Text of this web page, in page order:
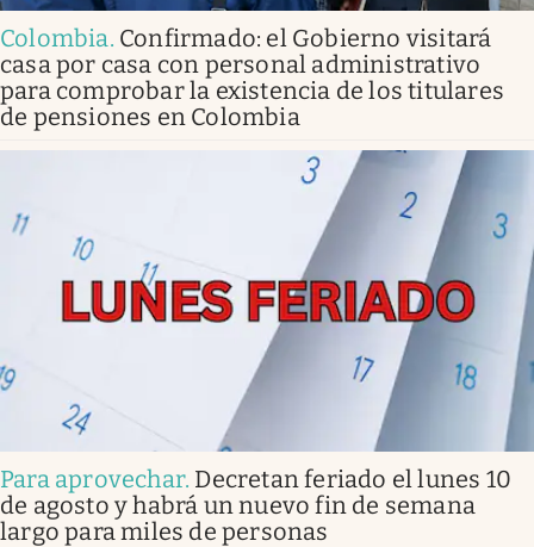
Colombia. Confirmado: el Gobierno visitará
casa por casa con personal administrativo
para comprobar la existencia de los titulares
de pensiones en Colombia
Para aprovechar. Decretan feriado el lunes 10
de agosto y habrá un nuevo fin de semana
largo para miles de personas